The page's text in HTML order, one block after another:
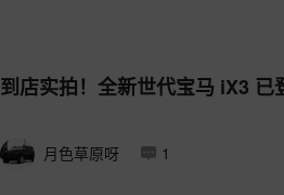
到店实拍！全新世代宝马 iX3
月色草原呀 1